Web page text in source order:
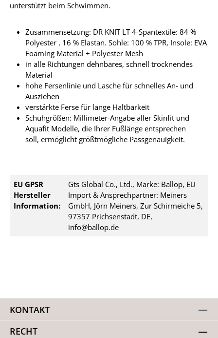
unterstützt beim Schwimmen.
Zusammensetzung: DR KNIT LT 4-Spantextile: 84 %
Polyester , 16 % Elastan. Sohle: 100 % TPR, Insole: EVA
Foaming Material + Polyester Mesh
in alle Richtungen dehnbares, schnell trocknendes
Material
hohe Fersenlinie und Lasche für schnelles An- und
Ausziehen
verstärkte Ferse für lange Haltbarkeit
Schuhgrößen: Millimeter-Angabe aller Skinfit und
Aquafit Modelle, die Ihrer Fußlänge entsprechen
soll, ermöglicht größtmögliche Passgenauigkeit.
EU GPSR
Hersteller
Information:
Gts Global Co., Ltd., Marke: Ballop, EU
Import & Ansprechpartner: Meiners
GmbH, Jörn Meiners, Zur Schirmeiche 5,
97357 Prichsenstadt, DE,
info@ballop.de
KONTAKT
RECHT